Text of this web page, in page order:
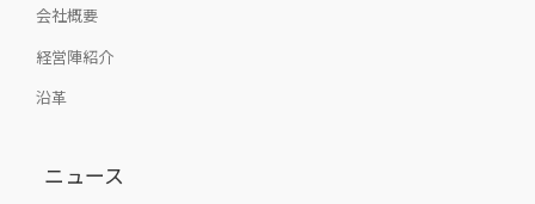
会社概要
経営陣紹介
沿革
ニュース